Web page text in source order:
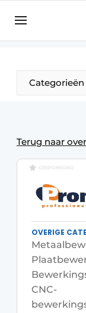
Bedrijven
Contact
Eigen
Meest
Podcasts
Privacy /
Vacature
Vacatures
Categorieën
Terug naar
GESPONSORD
OVERIGE
CNC-